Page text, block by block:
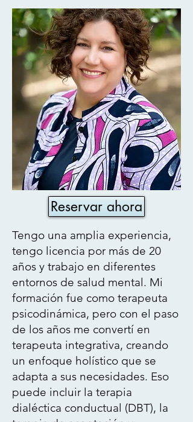
Reservar ahora
Tengo una amplia experiencia,
tengo licencia por más de 20
años y trabajo en diferentes
entornos de salud mental. Mi
formación fue como terapeuta
psicodinámica, pero con el paso
de los años me convertí en
terapeuta integrativa, creando
un enfoque holístico que se
adapta a sus necesidades. Eso
puede incluir la terapia
dialéctica conductual (DBT), la